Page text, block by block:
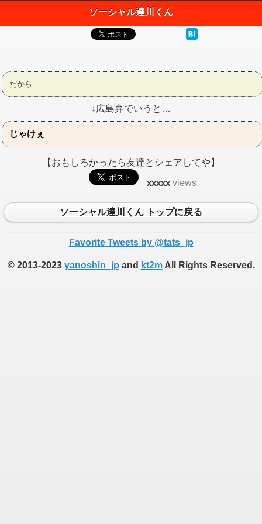
ソーシャル達川くん
だから
↓広島弁でいうと…
じゃけぇ
【おもしろかったら友達とシェアしてや】
xxxxx views
ソーシャル達川くん トップに戻る
Favorite Tweets by @tats_jp
© 2013-2023 yanoshin_jp and kt2mAll Rights Reserved.